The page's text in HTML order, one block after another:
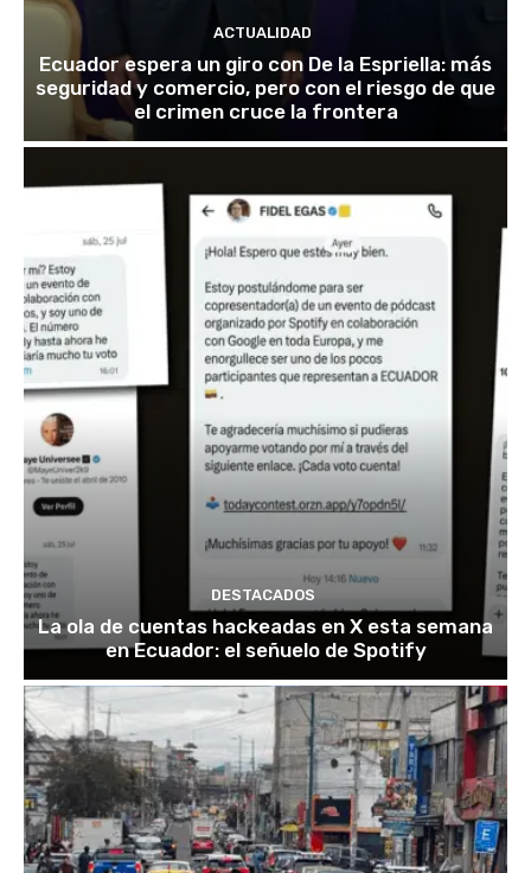
ACTUALIDAD
Ecuador espera un giro con De la Espriella: más
seguridad y comercio, pero con el riesgo de que
el crimen cruce la frontera
DESTACADOS
La ola de cuentas hackeadas en X esta semana
en Ecuador: el señuelo de Spotify